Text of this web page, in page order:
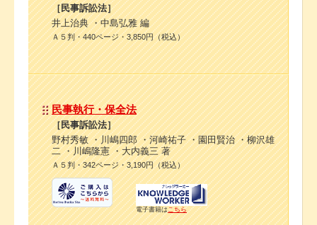
［民事訴訟法］
井上治典 ・中島弘雅 編
Ａ５判・440ページ・3,850円（税込）
民事執行・保全法
［民事訴訟法］
野村秀敏 ・川嶋四郎 ・河崎祐子 ・園田賢治 ・柳沢雄
二 ・川嶋隆憲 ・大内義三 著
Ａ５判・342ページ・3,190円（税込）
電子書籍はこちら